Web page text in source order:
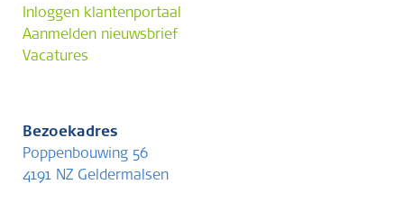
Inloggen klantenportaal
Aanmelden nieuwsbrief
Vacatures
Bezoekadres
Poppenbouwing 56
4191 NZ Geldermalsen